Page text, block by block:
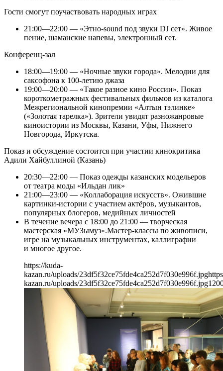
Гости смогут поучаствовать народных играх
21:00—22:00 — «Этно-sound под звуки DJ сет». Живое
пение, шаманские напевы, электронный сет.
Конференц-зал
18:00—19:00 — «Ночные звуки города». Мелодии для
саксофона к 100-летию джаза
19:00—20:00 — «Такое разное кино России». Показ
короткометражных фестивальных фильмов из каталога
Межрегиональной кинопремии «Алтын тэлинке»
(«Золотая тарелка»). Зрители увидят разножанровые
киноистории из Москвы, Казани, Уфы, Нижнего
Новгорода, Иркутска.
Показ и обсуждение состоится при участии кинокритика
Адили Хайбуллиной (Казань)
20:30—22:00 — Показ одежды казанских модельеров
от театра моды «Ильдан лик»
21:00—23:00 — «Коллаборация искусств». Ожившие
картинки-истории с участием актёров, музыкантов,
популярных блогеров, медийных личностей
В течение вечера с 18:00 до 21:00 — творческая
мастерская «МУЗымуз».Мастер-классы по живописи,
игре на музыкальных инструментах, каллиграфии
и многое другое.
https://kuda-
kazan.ru/uploads/23df5f32ce75fde4ca252d7f030e996f.jpg
kazan.ru/uploads/23df5f32ce75fde4ca252d7f030e996f.jpg